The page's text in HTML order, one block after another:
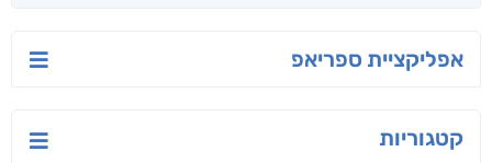
אפליקציית ספריאפ
קטגוריות